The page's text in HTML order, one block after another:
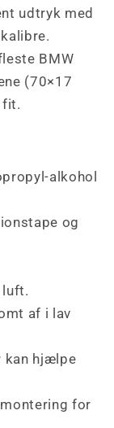
udtryk med
BMW
(70×17
fit.
alkohol
og
af i lav
kan hjælpe
for